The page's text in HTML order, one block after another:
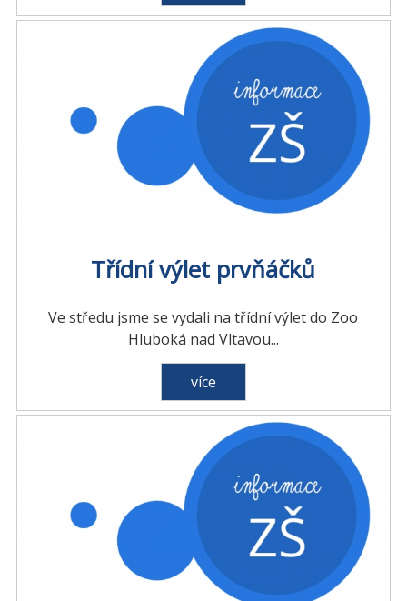
Třídní výlet prvňáčků
Ve středu jsme se vydali na třídní výlet do Zoo
Hluboká nad Vltavou...
více